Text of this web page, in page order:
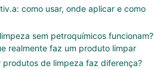
como usar, onde aplicar e como
sem petroquímicos funcionam?
realmente faz um produto limpar
produtos de limpeza faz diferença?